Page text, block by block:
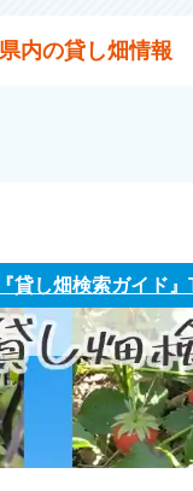
内の貸し畑情報
貸し畑検索ガイド』